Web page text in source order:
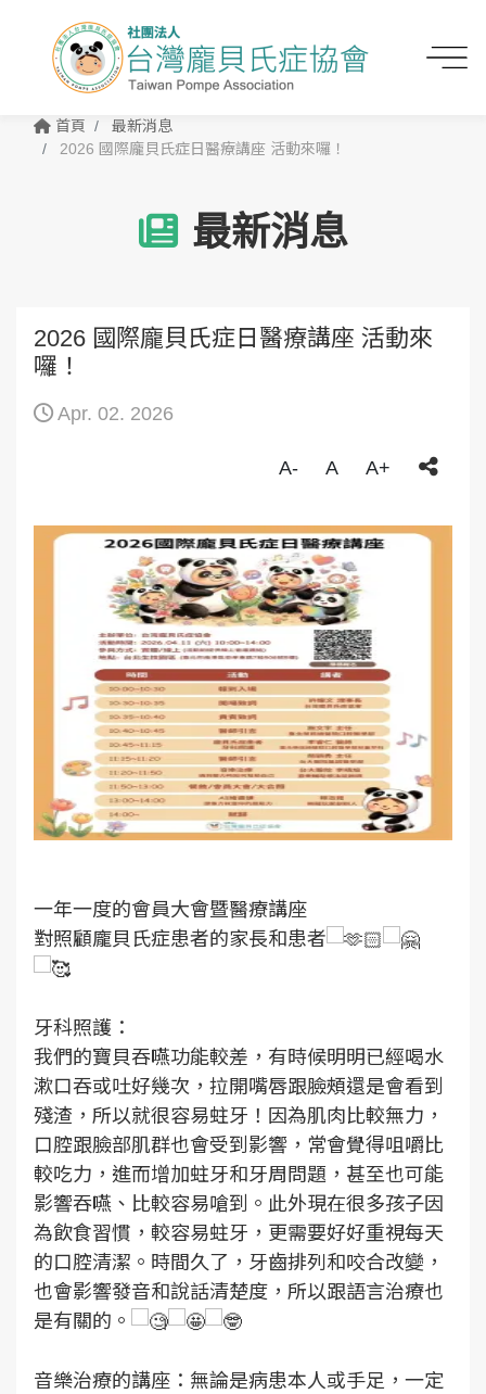
首頁
最新消息
2026 國際龐貝氏症日醫療講座 活動來囉！
最新消息
2026 國際龐貝氏症日醫療講座 活動來
囉！
Apr. 02. 2026
A- A A+
一年一度的會員大會暨醫療講座
對照顧龐貝氏症患者的家長和患者
牙科照護：
我們的寶貝吞嚥功能較差，有時候明明已經喝水
漱口吞或吐好幾次，拉開嘴唇跟臉頰還是會看到
殘渣，所以就很容易蛀牙！因為肌肉比較無力，
口腔跟臉部肌群也會受到影響，常會覺得咀嚼比
較吃力，進而增加蛀牙和牙周問題，甚至也可能
影響吞嚥、比較容易嗆到。此外現在很多孩子因
為飲食習慣，較容易蛀牙，更需要好好重視每天
的口腔清潔。時間久了，牙齒排列和咬合改變，
也會影響發音和說話清楚度，所以跟語言治療也
是有關的。
音樂治療的講座：無論是病患本人或手足，一定